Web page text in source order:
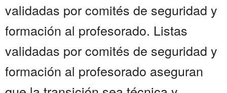
validadas por comités de seguridad y
formación al profesorado. Listas
validadas por comités de seguridad y
formación al profesorado aseguran